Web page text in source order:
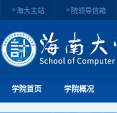
海大主站 院领导信箱
学院首页 学院概况